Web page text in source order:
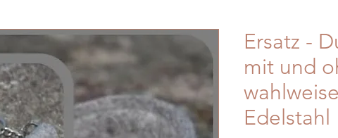
Ersatz -
mit und
Edelstahl